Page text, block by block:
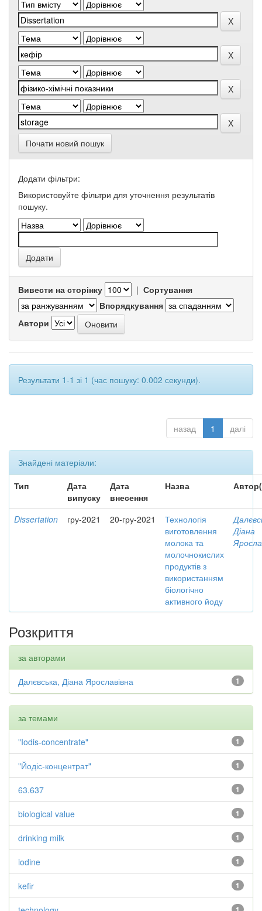
Почати новий пошук
Додати фільтри:
Використовуйте фільтри для уточнення результатів
пошуку.
Вивести на сторінку | Сортування
Впорядкування
Автори
Результати 1-1 зі 1 (час пошуку: 0.002 секунди).
назад 1 далі
Знайдені матеріали:
Тип
Дата
випуску
Дата
внесення
Назва
Dissertation гру-2021 20-гру-2021
Технологія
виготовлення
молока та
молочнокислих
продуктів з
використанням
біологічно
активного йоду
Діана
Розкриття
за авторами
1
Далєвська, Діана Ярославівна
за темами
1
"Iodis-concentrate"
1
"Йодіс-концентрат"
1
63.637
1
biological value
1
drinking milk
1
iodine
1
kefir